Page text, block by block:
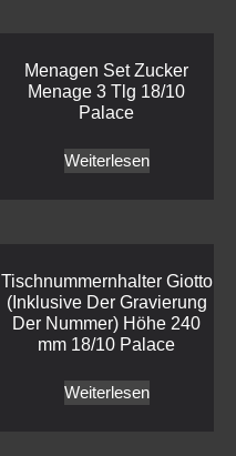
Menagen Set Zucker
Menage 3 Tlg 18/10
Palace
Weiterlesen
Tischnummernhalter Giotto
(Inklusive Der Gravierung
Der Nummer) Höhe 240
mm 18/10 Palace
Weiterlesen